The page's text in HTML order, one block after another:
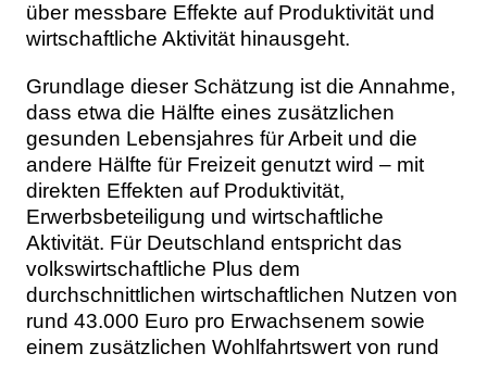
über messbare Effekte auf Produktivität und
wirtschaftliche Aktivität hinausgeht.
Grundlage dieser Schätzung ist die Annahme,
dass etwa die Hälfte eines zusätzlichen
gesunden Lebensjahres für Arbeit und die
andere Hälfte für Freizeit genutzt wird – mit
direkten Effekten auf Produktivität,
Erwerbsbeteiligung und wirtschaftliche
Aktivität. Für Deutschland entspricht das
volkswirtschaftliche Plus dem
durchschnittlichen wirtschaftlichen Nutzen von
rund 43.000 Euro pro Erwachsenem sowie
einem zusätzlichen Wohlfahrtswert von rund